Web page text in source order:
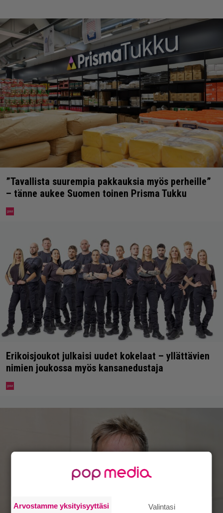
”Tavallista suurempia pakkauksia myös perheille”
– tänne aukee Suomen toinen Prisma Tukku
Erikoisjoukot julkaisi uudet kokelaat – yllättävien
nimien joukossa myös kansanedustaja
Arvostamme yksityisyyttäsi Valintasi